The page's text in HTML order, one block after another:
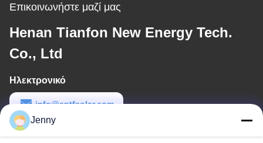
Επικοινωνήστε μαζί μας
Henan Tianfon New Energy Tech.
Co., Ltd
Ηλεκτρονικό
info@cntfsolar.com
Εργασιακό χρόνο
Jenny